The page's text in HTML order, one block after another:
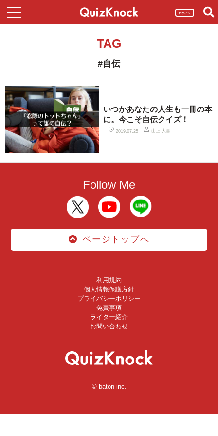
ログイン
TAG
#自伝
いつかあなたの人生も一冊の本
に。今こそ自伝クイズ！
2019.07.25 山上 大喜
Follow Me
ページトップへ
利用規約
個人情報保護方針
プライバシーポリシー
免責事項
ライター紹介
お問い合わせ
© baton inc.